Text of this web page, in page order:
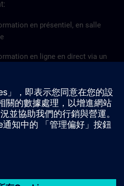
en présentiel, en salle
en ligne en direct via un
supplémentaires relatives à